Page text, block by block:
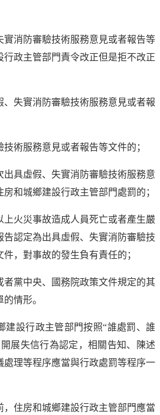
實消防審驗技術服務意見或者報告等
政主管部門責令改正但是拒不改正
、失實消防審驗技術服務意見或者報
技術服務意見或者報告等文件的；
出具虛假、失實消防審驗技術服務意
和城鄉建設行政主管部門處罰的；
上火災事故造成人員死亡或者產生嚴
告認定為出具虛假、失實消防審驗技
，對事故的發生負有責任的；
者黨中央、國務院政策文件規定的其
情形。
建設行政主管部門按照“誰處罰、誰
展失信行為認定，相關告知、陳述
處理等程序應當與行政處罰等程序一
，住房和城鄉建設行政主管部門應當